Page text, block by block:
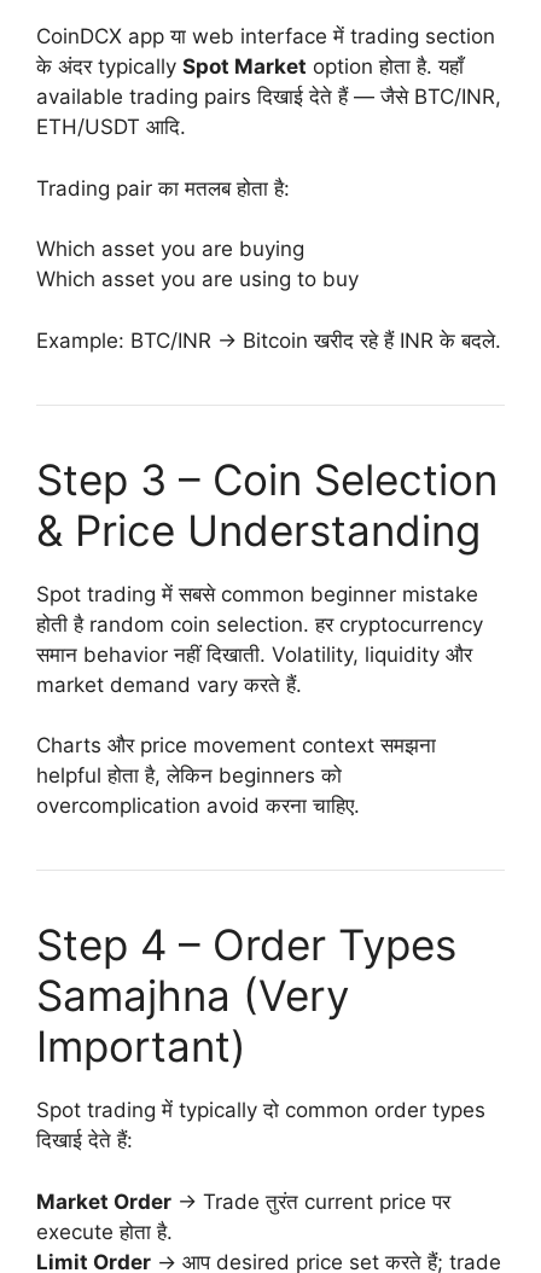
CoinDCX app या web interface में trading section
के अंदर typically Spot Market option होता है. यहाँ
available trading pairs दिखाई देते हैं — जैसे BTC/INR,
ETH/USDT आदि.
Trading pair का मतलब होता है:
Which asset you are buying
Which asset you are using to buy
Example: BTC/INR → Bitcoin खरीद रहे हैं INR के बदले.
Step 3 – Coin Selection
& Price Understanding
Spot trading में सबसे common beginner mistake
होती है random coin selection. हर cryptocurrency
समान behavior नहीं दिखाती. Volatility, liquidity और
market demand vary करते हैं.
Charts और price movement context समझना
helpful होता है, लेकिन beginners को
overcomplication avoid करना चाहिए.
Step 4 – Order Types
Samajhna (Very
Important)
Spot trading में typically दो common order types
दिखाई देते हैं:
Market Order → Trade तुरंत current price पर
execute होता है.
Limit Order → आप desired price set करते हैं; trade